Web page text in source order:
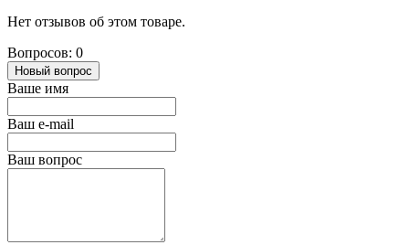
Нет отзывов об этом товаре.
Вопросов: 0
Новый вопрос
Ваше имя
Ваш e-mail
Ваш вопрос